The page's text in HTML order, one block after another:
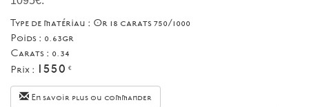
Type de matériau : Or 18 carats 750/1000
Poids : 0.63gr
Carats : 0.34
Prix : 1550 €
En savoir plus ou commander